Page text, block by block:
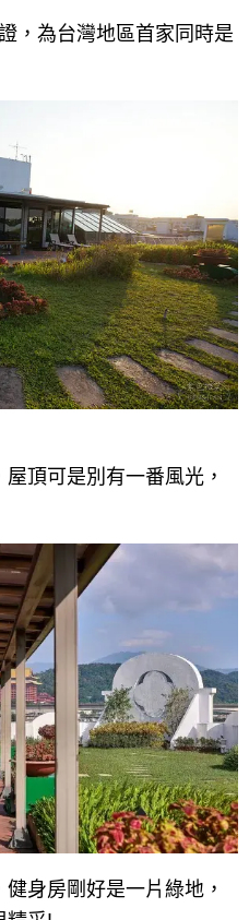
，為台灣地區首家同時是
頂可是別有一番風光，
身房剛好是一片綠地，